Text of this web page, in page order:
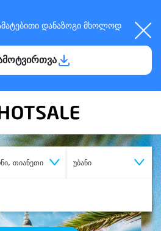
დანაზოგი მხოლოდ
თიანეთი უბანი